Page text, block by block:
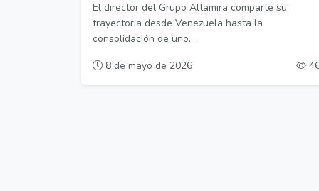
El director del Grupo Altamira comparte su
trayectoria desde Venezuela hasta la
consolidación de uno...
8 de mayo de 2026